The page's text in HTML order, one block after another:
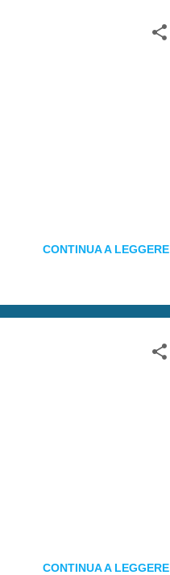
CONTINUA A LEGGERE
CONTINUA A LEGGERE